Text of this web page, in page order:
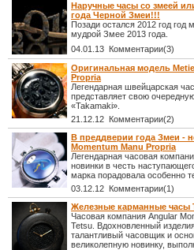
Наручные часы со змеей
года Черной Змеи!!!
Позади остался 2012 год год
мудрой Змее 2013 года.
04.01.13 Комментарии(3)
Оригинальная модель
Propria
Легендарная швейцарская
представляет свою
«Takamaki».
21.12.12 Комментарии(2)
В преддверии года Змеи -
Momentum Manu Propria
Легендарная часовая
новинки в честь
марка порадовала особенно
03.12.12 Комментарии(1)
Железные карманные часы
Часовая компания Angular
Tetsu. Вдохновленный
талантливый часовщик и
великолепную новинку,